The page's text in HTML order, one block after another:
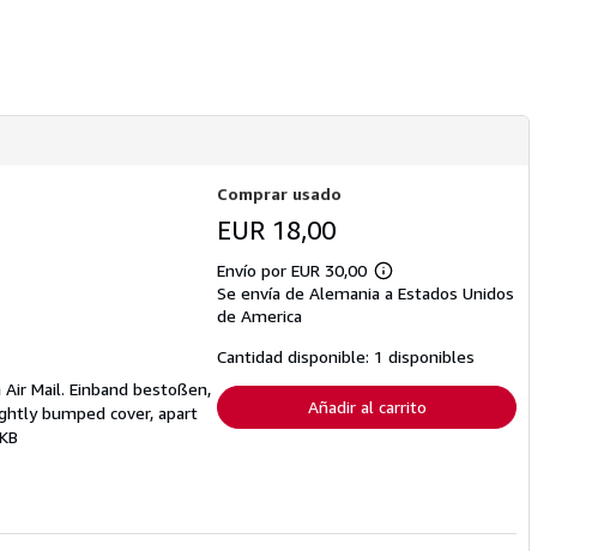
v
a
d
n
o
Mail. Einband bestoßen,
bumped cover, apart
Comprar usado
EUR 18,00
Envío por EUR 30,00
Más
información
tarifas
de
envío
Se envía de Alemania a Estados Unidos
de America
Cantidad disponible: 1 disponibles
Añadir al carrito